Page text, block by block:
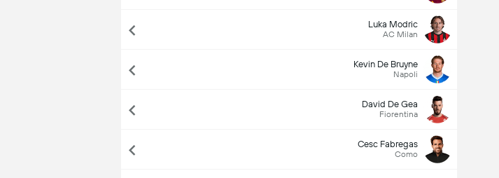
Luka Modric
AC Milan
Kevin De Bruyne
Napoli
David De Gea
Fiorentina
Cesc Fabregas
Como